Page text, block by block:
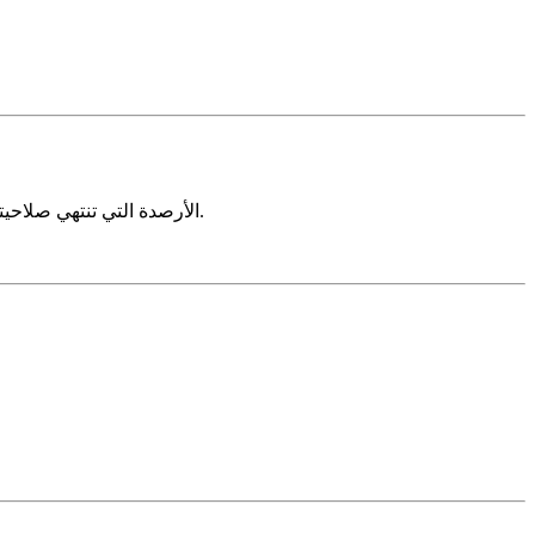
الأرصدة التي تنتهي صلاحيتها في أقل من 30 يومًا يصعب العثور على مشترين لها ولكنها ليست مستحيلة. كلما تصرفت بشكل أسرع، زادت القيمة التي يمكنك استردادها.